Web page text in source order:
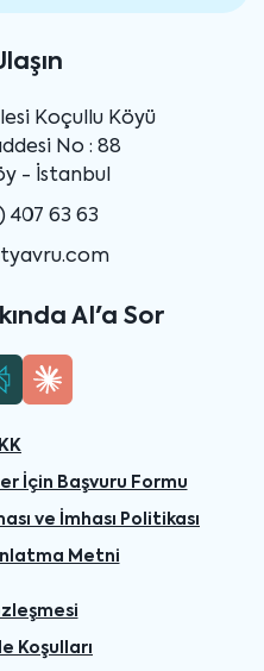
Koçullu Köyü
No : 88
- İstanbul
407 63 63
AI'a Sor
İçin Başvuru Formu
ve İmhası Politikası
Metni
Koşulları